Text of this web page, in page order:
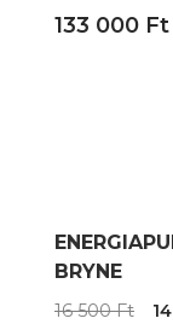
133 000 Ft
BRYNE
16 500Ft